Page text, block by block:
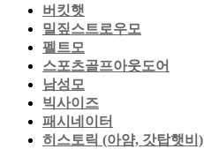
버킷햇
밀짚스트로우모
펠트모
스포츠골프아웃도어
남성모
빅사이즈
패시네이터
히스토릭 (아얌, 갓탑햇비)